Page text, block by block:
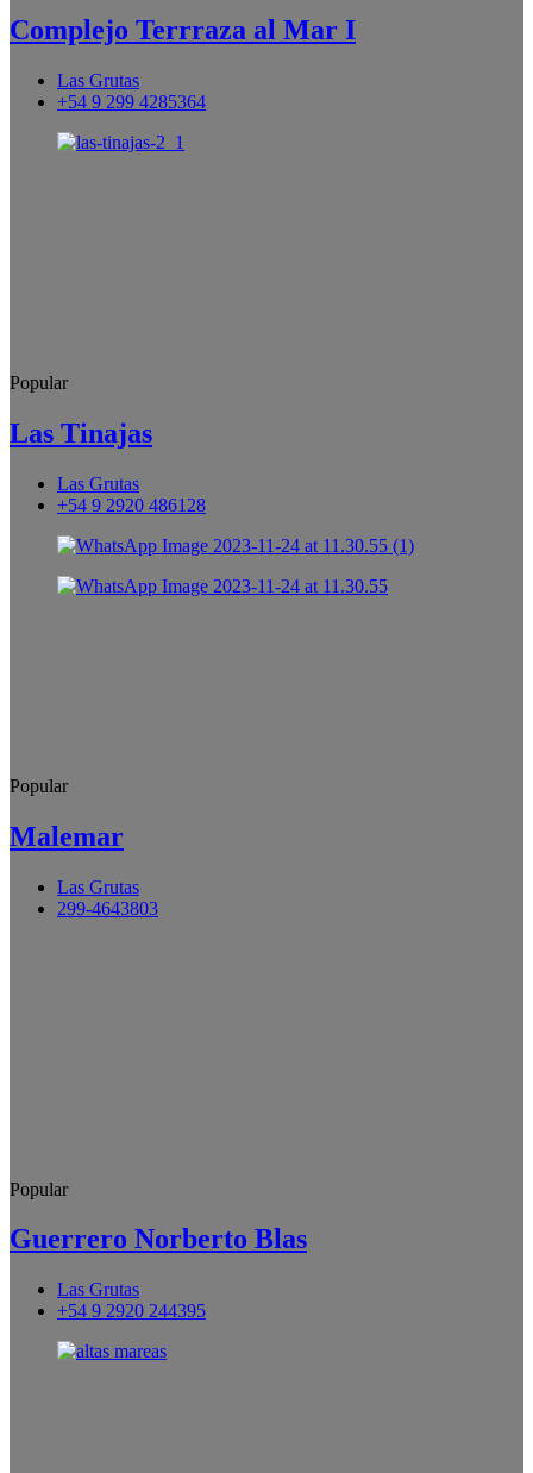
Complejo Terrraza al Mar I
Las Grutas
+54 9 299 4285364
Popular
Las Tinajas
Las Grutas
+54 9 2920 486128
Popular
Malemar
Las Grutas
299-4643803
Popular
Guerrero Norberto Blas
Las Grutas
+54 9 2920 244395